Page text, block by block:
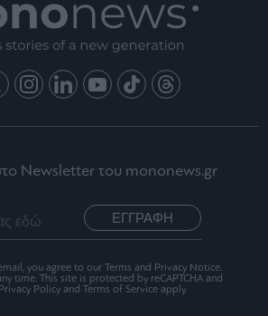
Newsletter του mononews.gr
ΕΓΓΡΑΦΗ
you agree to our Terms and Privacy Notice.
time. This site is protected by reCAPTCHA and
Policy and Terms of Service apply.